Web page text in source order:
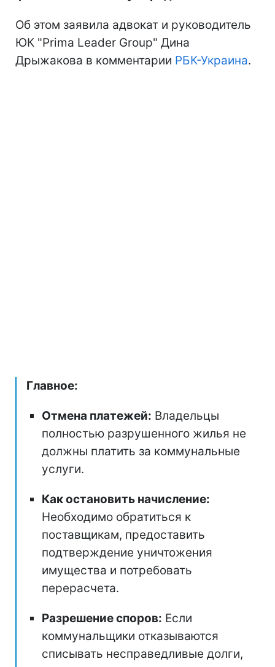
Об этом заявила адвокат и руководитель
ЮК "Prima Leader Group" Дина
Дрыжакова в комментарии РБК-Украина.
Главное:
Отмена платежей: Владельцы
полностью разрушенного жилья не
должны платить за коммунальные
услуги.
Как остановить начисление:
Необходимо обратиться к
поставщикам, предоставить
подтверждение уничтожения
имущества и потребовать
перерасчета.
Разрешение споров: Если
коммунальщики отказываются
списывать несправедливые долги,